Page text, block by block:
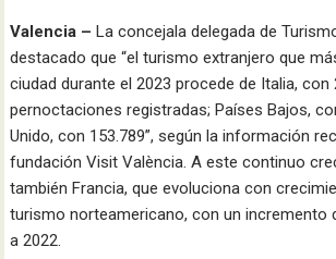
Valencia – La concejala delegada de
destacado que “el turismo extranjero que
ciudad durante el 2023 procede de Italia, con
pernoctaciones registradas; Países Bajos,
Unido, con 153.789”, según la información
fundación Visit València. A este continuo
también Francia, que evoluciona con
turismo norteamericano, con un incremento
a 2022.